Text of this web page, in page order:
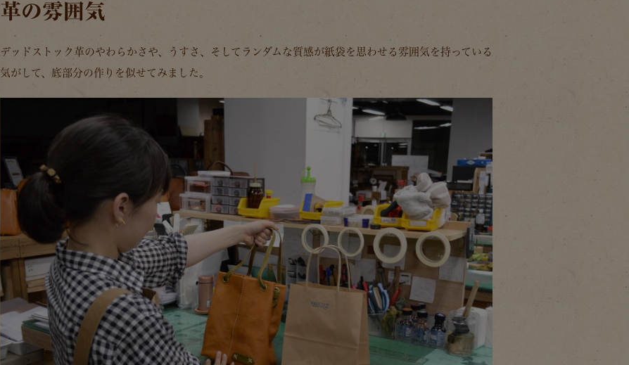
革の雰囲気
デッドストック革のやわらかさや、うすさ、そしてランダムな質感が紙袋を思わせる雰囲気を持っている
気がして、底部分の作りを似せてみました。